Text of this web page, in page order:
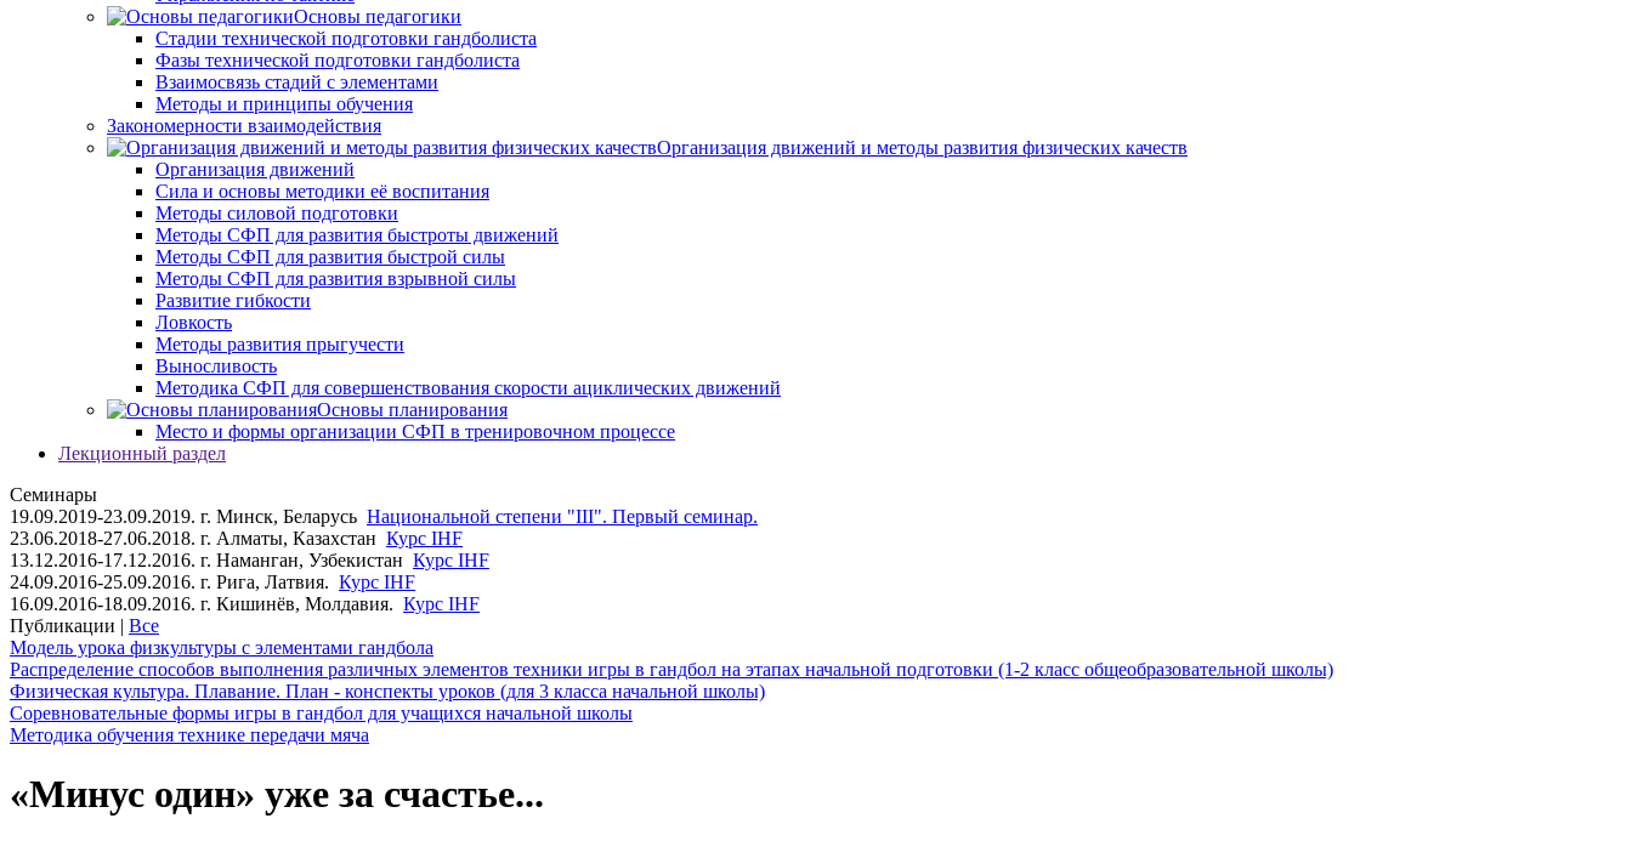
Основы педагогики
Стадии технической подготовки гандболиста
Фазы технической подготовки гандболиста
Взаимосвязь стадий с элементами
Методы и принципы обучения
Закономерности взаимодействия
Организация движений и методы развития физических качеств
Организация движений
Сила и основы методики её воспитания
Методы силовой подготовки
Методы СФП для развития быстроты движений
Методы СФП для развития быстрой силы
Методы СФП для развития взрывной силы
Развитие гибкости
Ловкость
Методы развития прыгучести
Выносливость
Методика СФП для совершенствования скорости ациклических движений
Основы планирования
Место и формы организации СФП в тренировочном процессе
Лекционный раздел
Семинары
19.09.2019-23.09.2019. г. Минск, Беларусь Национальной степени "III". Первый семинар.
23.06.2018-27.06.2018. г. Алматы, Казахстан Курс IHF
13.12.2016-17.12.2016. г. Наманган, Узбекистан Курс IHF
24.09.2016-25.09.2016. г. Рига, Латвия. Курс IHF
16.09.2016-18.09.2016. г. Кишинёв, Молдавия. Курс IHF
Публикации | Все
Модель урока физкультуры с элементами гандбола
Распределение способов выполнения различных элементов техники игры в гандбол на этапах начальной подготовки (1-2 класс общеобразовательной школы)
Физическая культура. Плавание. План - конспекты уроков (для 3 класса начальной школы)
Соревновательные формы игры в гандбол для учащихся начальной школы
Методика обучения технике передачи мяча
«Минус один» уже за счастье...